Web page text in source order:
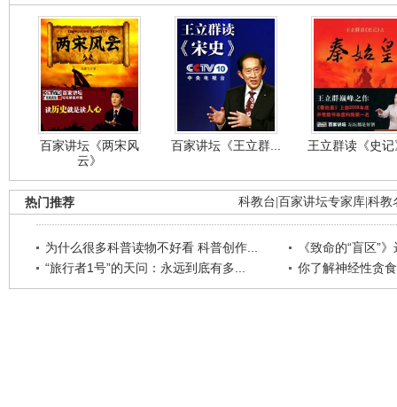
百家讲坛《两宋风
云》
百家讲坛《王立群... 王立群读《史
科教台 百家讲坛专家库 科教
热门推荐
为什么很多科普读物不好看 科普创作...
《致命的“盲区”
“旅行者1号”的天问：永远到底有多...
你了解神经性贪